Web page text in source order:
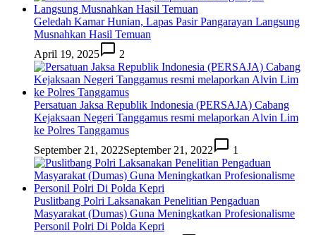
Geledah Kamar Hunian, Lapas Pasir Pangarayan Langsung
Musnahkan Hasil Temuan
April 19, 2025
2
Persatuan Jaksa Republik Indonesia (PERSAJA) Cabang
Kejaksaan Negeri Tanggamus resmi melaporkan Alvin Lim
ke Polres Tanggamus
September 21, 2022September 21, 2022 1
Puslitbang Polri Laksanakan Penelitian Pengaduan
Masyarakat (Dumas) Guna Meningkatkan Profesionalisme
Personil Polri Di Polda Kepri